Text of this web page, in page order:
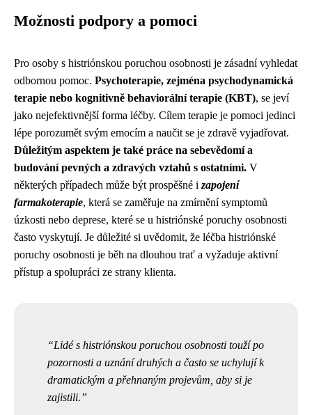
Možnosti podpory a pomoci
Pro osoby s histriónskou poruchou osobnosti je zásadní vyhledat
odbornou pomoc. Psychoterapie, zejména psychodynamická
terapie nebo kognitivně behaviorální terapie (KBT), se jeví
jako nejefektivnější forma léčby. Cílem terapie je pomoci jedinci
lépe porozumět svým emocím a naučit se je zdravě vyjadřovat.
Důležitým aspektem je také práce na sebevědomí a
budování pevných a zdravých vztahů s ostatními. V
některých případech může být prospěšné i zapojení
farmakoterapie, která se zaměřuje na zmírnění symptomů
úzkosti nebo deprese, které se u histriónské poruchy osobnosti
často vyskytují. Je důležité si uvědomit, že léčba histriónské
poruchy osobnosti je běh na dlouhou trať a vyžaduje aktivní
přístup a spolupráci ze strany klienta.
Lidé s histriónskou poruchou osobnosti touží po
pozornosti a uznání druhých a často se uchylují k
dramatickým a přehnaným projevům, aby si je
zajistili.